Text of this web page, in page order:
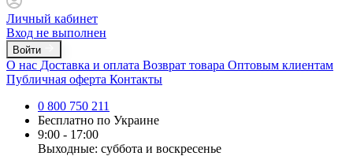
Личный кабинет
Вход не выполнен
Войти
О нас Доставка и оплата Возврат товара Оптовым клиентам
Публичная оферта Контакты
0 800 750 211
Бесплатно по Украине
9:00 - 17:00
Выходные: суббота и воскресенье